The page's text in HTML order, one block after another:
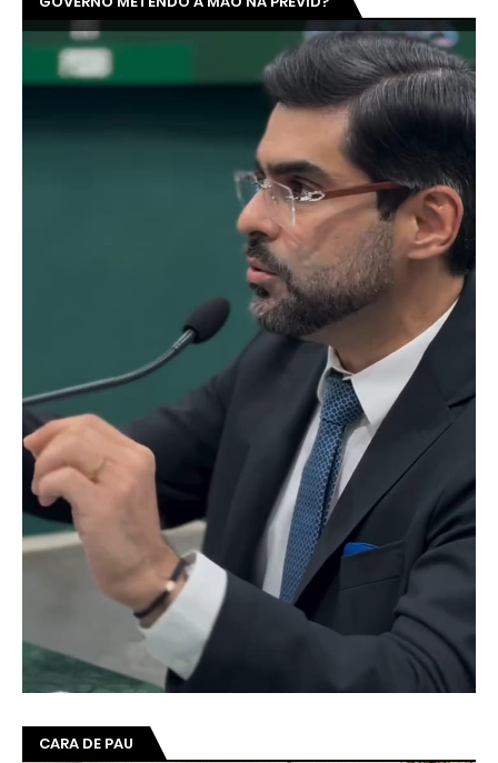
CARA DE PAU